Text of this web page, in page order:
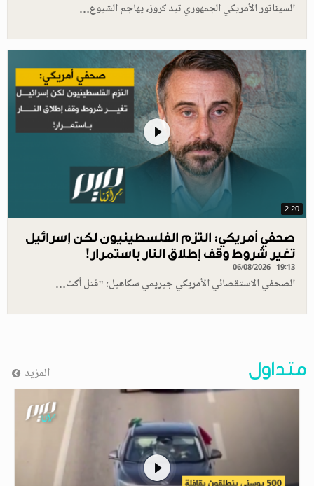
السيناتور الأمريكي الجمهوري تيد كروز، يهاجم الشيوع…
2.20
صحفي أمريكي: التزم الفلسطينيون لكن إسرائيل
تغير شروط وقف إطلاق النار باستمرار!
06/08/2026 - 19:13
الصحفي الاستقصائي الأمريكي جيريمي سكاهيل: "قتل أكث…
متداول المزيد